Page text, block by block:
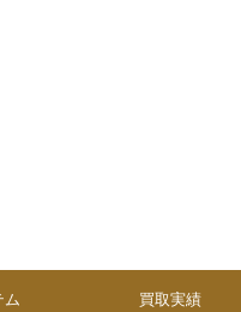
ム 買取実績